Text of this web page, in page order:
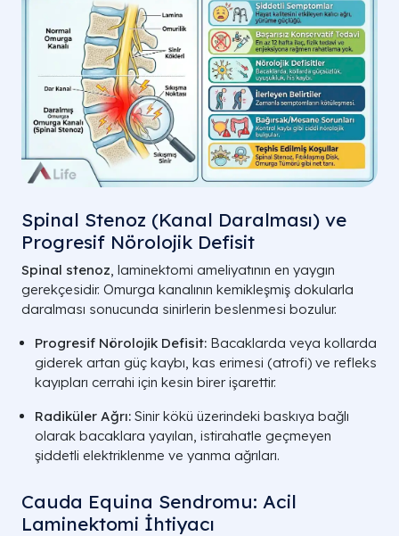
Spinal Stenoz (Kanal Daralması) ve
Progresif Nörolojik Defisit
Spinal stenoz , laminektomi ameliyatının en yaygın
gerekçesidir. Omurga kanalının kemikleşmiş dokularla
daralması sonucunda sinirlerin beslenmesi bozulur.
Progresif Nörolojik Defisit: Bacaklarda veya kollarda
giderek artan güç kaybı, kas erimesi (atrofi) ve refleks
kayıpları cerrahi için kesin birer işarettir.
Radiküler Ağrı: Sinir kökü üzerindeki baskıya bağlı
olarak bacaklara yayılan, istirahatle geçmeyen
şiddetli elektriklenme ve yanma ağrıları.
Cauda Equina Sendromu: Acil
Laminektomi İhtiyacı